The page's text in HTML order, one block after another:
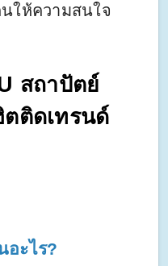
ให้ความสนใจ
สถาปัตย์
ติดเทรนด์
อะไร?